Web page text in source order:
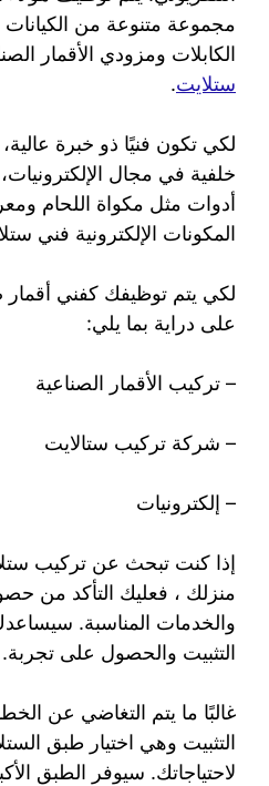
مجموعة متنوعة من
الكابلات ومزودي الأقمار
ستلايت.
لكي تكون فنيًا ذو خبرة
خلفية في مجال
أدوات مثل مكواة اللحام
المكونات الإلكترونية فني
لكي يتم توظيفك كفني
على دراية بما يلي:
– تركيب الأقمار الصناعية
– شركة تركيب ستالايت
– إلكترونيات
إذا كنت تبحث عن تركيب
منزلك ، فعليك التأكد من
والخدمات المناسبة.
التثبيت والحصول على تجربة.
غالبًا ما يتم التغاضي عن
التثبيت وهي اختيار طبق
لاحتياجاتك. سيوفر الطبق